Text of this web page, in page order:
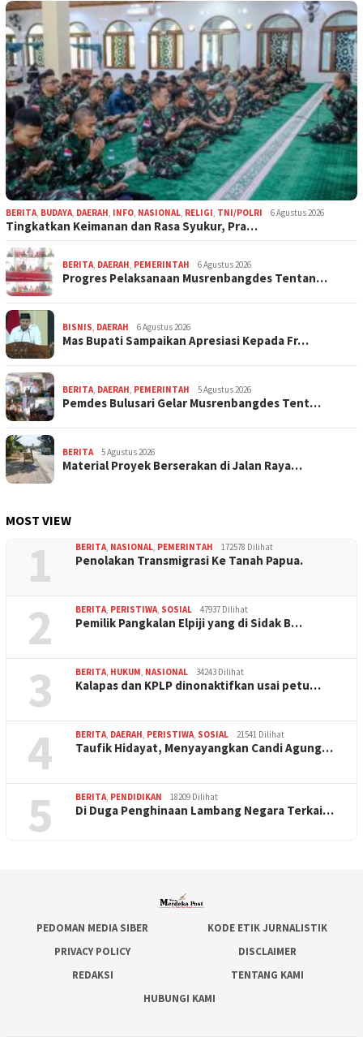
BERITA BUDAYA DAERAH INFO NASIONAL RELIGI TNI/POLRI 6 Agustus 2026
Tingkatkan Keimanan dan Rasa Syukur, Pra…
BERITA DAERAH PEMERINTAH 6 Agustus 2026
Progres Pelaksanaan Musrenbangdes Tentan…
BISNIS DAERAH 6 Agustus 2026
Mas Bupati Sampaikan Apresiasi Kepada Fr…
BERITA DAERAH PEMERINTAH 5 Agustus 2026
Pemdes Bulusari Gelar Musrenbangdes Tent…
BERITA 5 Agustus 2026
Material Proyek Berserakan di Jalan Raya…
MOST VIEW
1 BERITA NASIONAL PEMERINTAH 172578 Dilihat
Penolakan Transmigrasi Ke Tanah Papua.
2 BERITA PERISTIWA SOSIAL 47937 Dilihat
Pemilik Pangkalan Elpiji yang di Sidak B…
3 BERITA HUKUM NASIONAL 34243 Dilihat
Kalapas dan KPLP dinonaktifkan usai petu…
4 BERITA DAERAH PERISTIWA SOSIAL 21541 Dilihat
Taufik Hidayat, Menyayangkan Candi Agung…
5 BERITA PENDIDIKAN 18209 Dilihat
Di Duga Penghinaan Lambang Negara Terkai…
PEDOMAN MEDIA SIBER
KODE ETIK JURNALISTIK
PRIVACY POLICY
DISCLAIMER
REDAKSI
TENTANG KAMI
HUBUNGI KAMI